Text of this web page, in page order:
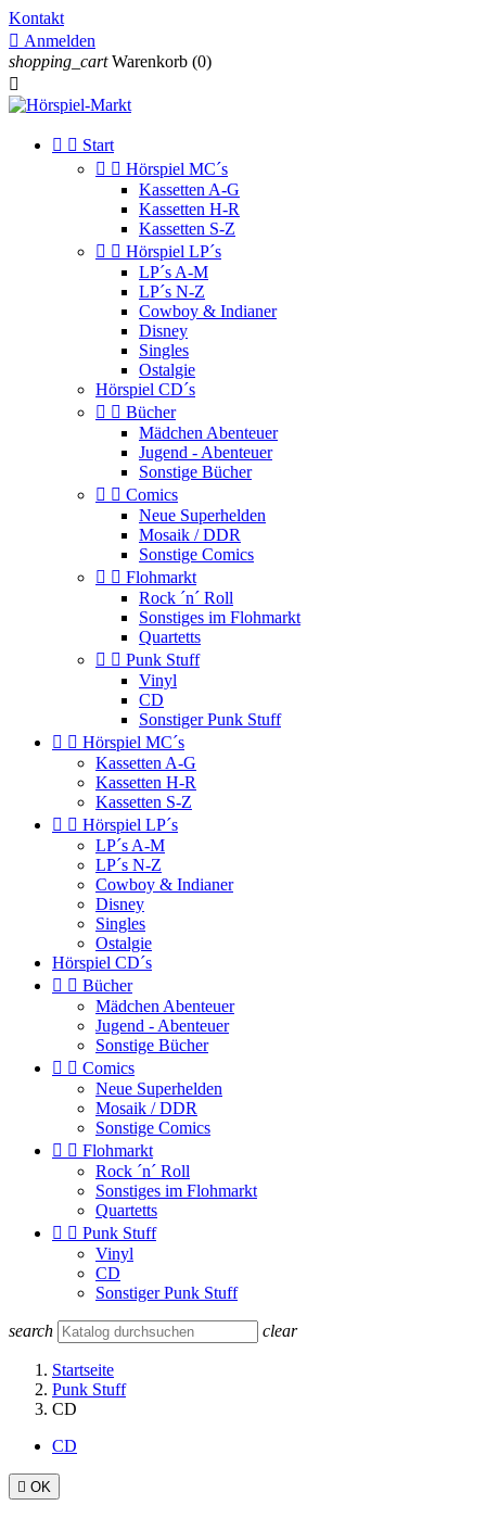
Kontakt
 Anmelden
shopping_cart Warenkorb (0)

  Start
  Hörspiel MC´s
Kassetten A-G
Kassetten H-R
Kassetten S-Z
  Hörspiel LP´s
LP´s A-M
LP´s N-Z
Cowboy & Indianer
Disney
Singles
Ostalgie
Hörspiel CD´s
  Bücher
Mädchen Abenteuer
Jugend - Abenteuer
Sonstige Bücher
  Comics
Neue Superhelden
Mosaik / DDR
Sonstige Comics
  Flohmarkt
Rock ´n´ Roll
Sonstiges im Flohmarkt
Quartetts
  Punk Stuff
Vinyl
CD
Sonstiger Punk Stuff
  Hörspiel MC´s
Kassetten A-G
Kassetten H-R
Kassetten S-Z
  Hörspiel LP´s
LP´s A-M
LP´s N-Z
Cowboy & Indianer
Disney
Singles
Ostalgie
Hörspiel CD´s
  Bücher
Mädchen Abenteuer
Jugend - Abenteuer
Sonstige Bücher
  Comics
Neue Superhelden
Mosaik / DDR
Sonstige Comics
  Flohmarkt
Rock ´n´ Roll
Sonstiges im Flohmarkt
Quartetts
  Punk Stuff
Vinyl
CD
Sonstiger Punk Stuff
search clear
Startseite
Punk Stuff
CD
CD
 OK